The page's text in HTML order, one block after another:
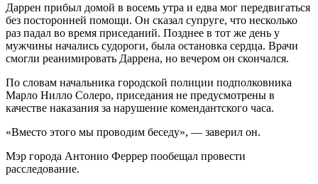
Даррен прибыл домой в восемь утра и едва мог передвигаться
без посторонней помощи. Он сказал супруге, что несколько
раз падал во время приседаний. Позднее в тот же день у
мужчины начались судороги, была остановка сердца. Врачи
смогли реанимировать Даррена, но вечером он скончался.
По словам начальника городской полиции подполковника
Марло Нилло Солеро, приседания не предусмотрены в
качестве наказания за нарушение комендантского часа.
«Вместо этого мы проводим беседу», — заверил он.
Мэр города Антонио Феррер пообещал провести
расследование.